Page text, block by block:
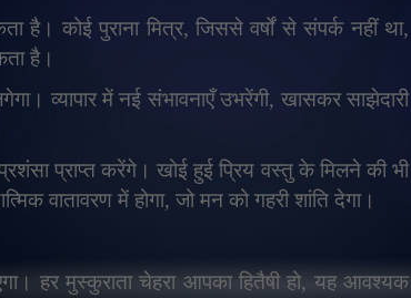
है। कोई पुराना मित्र,जिससे वर्षों से संपर्क नहीं था,
है।
व्यापार में नई संभावनाएँ उभरेंगी, खासकर साझेदारी
प्राप्त करेंगे। खोई हुई प्रिय वस्तु के मिलने की भी
वातावरण में होगा, जो मन को गहरी शांति देगा।
हर मुस्कुराता चेहरा आपका हितैषी हो, यह आवश्यक